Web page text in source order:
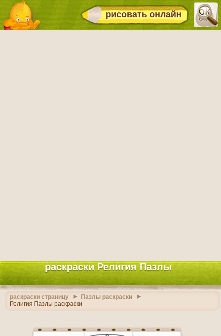
рисовать онлайн
раскраски Религия Пазлы
раскраски страницу
Пазлы раскраски
Религия Пазлы раскраски